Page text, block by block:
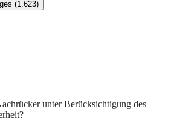
(1.623)
unter Berücksichtigung des